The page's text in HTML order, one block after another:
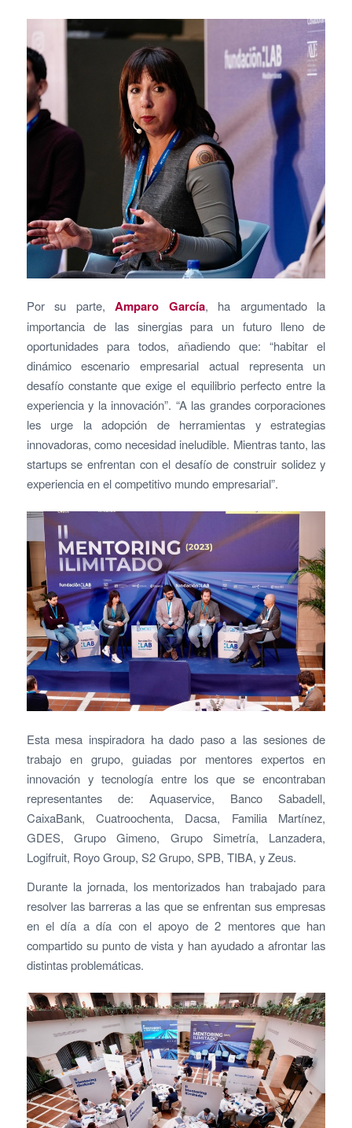
Por su parte,Amparo García, ha argumentado la
importancia de las sinergias para un futuro lleno de
oportunidades para todos, añadiendo que: “habitar el
dinámico escenario empresarial actual representa un
desafío constante que exige el equilibrio perfecto entre la
experiencia y la innovación”. “A las grandes corporaciones
les urge la adopción de herramientas y estrategias
innovadoras, como necesidad ineludible. Mientras tanto, las
startups se enfrentan con el desafío de construir solidez y
experiencia en el competitivo mundo empresarial”.
Esta mesa inspiradora ha dado paso a las sesiones de
trabajo en grupo, guiadas por mentores expertos en
innovación y tecnología entre los que se encontraban
representantes de: Aquaservice, Banco Sabadell,
CaixaBank, Cuatroochenta, Dacsa, Familia Martínez,
GDES, Grupo Gimeno, Grupo Simetría, Lanzadera,
Logifruit, Royo Group, S2 Grupo, SPB, TIBA, y Zeus.
Durante la jornada, los mentorizados han trabajado para
resolver las barreras a las que se enfrentan sus empresas
en el día a día con el apoyo de 2 mentores que han
compartido su punto de vista y han ayudado a afrontar las
distintas problemáticas.